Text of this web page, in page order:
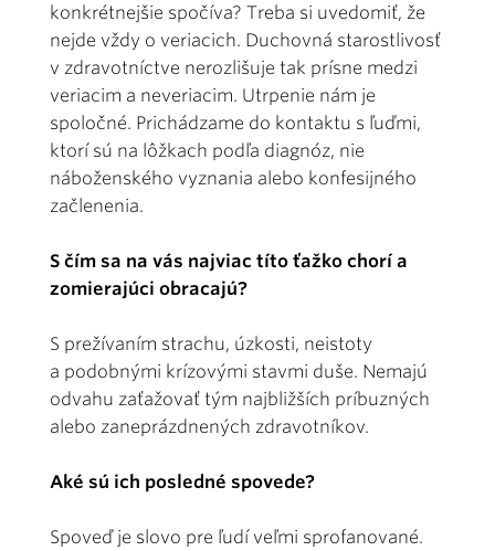
konkrétnejšie spočíva? Treba si uvedomiť, že
nejde vždy o veriacich. Duchovná starostlivosť
v zdravotníctve nerozlišuje tak prísne medzi
veriacim a neveriacim. Utrpenie nám je
spoločné. Prichádzame do kontaktu s ľuďmi,
ktorí sú na lôžkach podľa diagnóz, nie
náboženského vyznania alebo konfesijného
začlenenia.
S čím sa na vás najviac títo ťažko chorí a
zomierajúci obracajú?
S prežívaním strachu, úzkosti, neistoty
a podobnými krízovými stavmi duše. Nemajú
odvahu zaťažovať tým najbližších príbuzných
alebo zaneprázdnených zdravotníkov.
Aké sú ich posledné spovede?
Spoveď je slovo pre ľudí veľmi sprofanované.